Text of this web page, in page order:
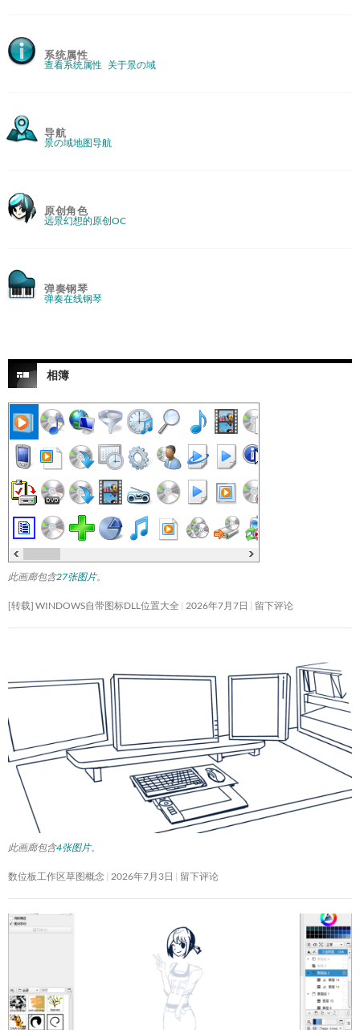
系统属性
查看系统属性 关于景の域
导航
景の域地图导航
原创角色
远景幻想的原创OC
弹奏钢琴
弹奏在线钢琴
相簿
此画廊包含27张图片。
[转载] WINDOWS自带图标DLL位置大全 2026年7月7日 留下评论
此画廊包含4张图片。
数位板工作区草图概念 2026年7月3日 留下评论